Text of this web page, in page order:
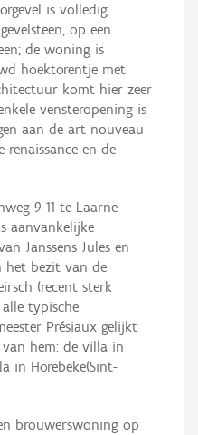
is volledig
op een
de woning is
hoektorentje met
komt hier zeer
vensteropening is
aan de art nouveau
en de
9-11 te Laarne
aanvankelijke
Janssens Jules en
het bezit van de
(recent sterk
typische
Présiaux gelijkt
hem: de villa in
in Horebeke(Sint-
brouwerswoning op